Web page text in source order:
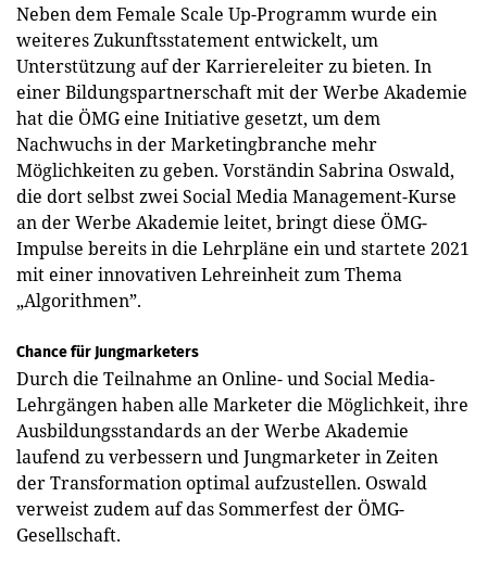
Neben dem Female Scale Up-Programm wurde ein
weiteres Zukunftsstatement entwickelt, um
Unterstützung auf der Karriereleiter zu bieten. In
einer Bildungspartnerschaft mit der Werbe Akademie
hat die ÖMG eine Initiative gesetzt, um dem
Nachwuchs in der Marketingbranche mehr
Möglichkeiten zu geben. Vorständin Sabrina Oswald,
die dort selbst zwei Social Media Management-Kurse
an der Werbe Akademie leitet, bringt diese ÖMG-
Impulse bereits in die Lehrpläne ein und startete 2021
mit einer innovativen Lehreinheit zum Thema
„Algorithmen”.
Chance für Jungmarketers
Durch die Teilnahme an Online- und Social Media-
Lehrgängen haben alle Marketer die Möglichkeit, ihre
Ausbildungsstandards an der Werbe Akademie
laufend zu verbessern und Jungmarketer in Zeiten
der Transformation optimal aufzustellen. Oswald
verweist zudem auf das Sommerfest der ÖMG-
Gesellschaft.